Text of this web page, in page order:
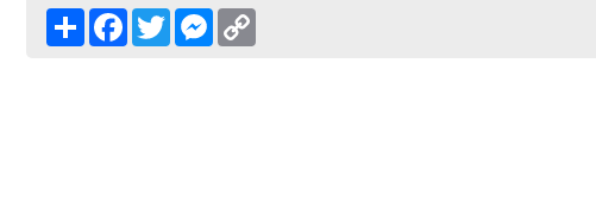
Share Facebook
TwitterMessenger